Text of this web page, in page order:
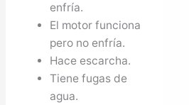
enfría.
El motor funciona
pero no enfría.
Hace escarcha.
Tiene fugas de
agua.